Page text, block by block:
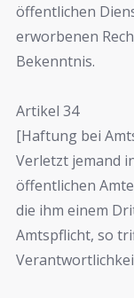
öffentlichen
erworbenen
Bekenntnis.
Artikel 34
[Haftung bei
Verletzt jemand
öffentlichen
die ihm einem
Amtspflicht, so